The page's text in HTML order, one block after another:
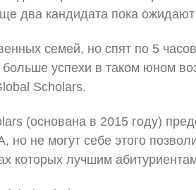
два кандидата пока
семей, но спят по 5
успехи в таком юном
Scholars.
(основана в 2015 году)
не могут себе этого
которых лучшим